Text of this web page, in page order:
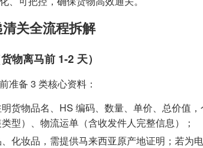
关全流程拆解
物离马前 1-2 天）
准备 3 类核心资料：
货物品名、HS 编码、数量、单价、总价值
型）、物流运单（含收发件人完整信息）；
化妆品，需提供马来西亚原产地证明；若为